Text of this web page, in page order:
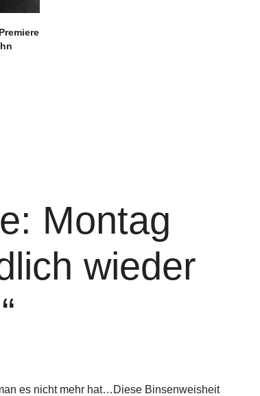
Montag
wieder
es nicht mehr hat…Diese Binsenweisheit